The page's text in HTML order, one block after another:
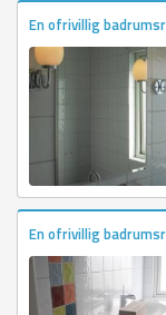
En ofrivillig
En ofrivillig